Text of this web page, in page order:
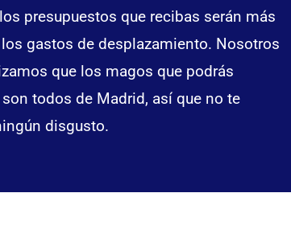
presupuestos que recibas serán más
gastos de desplazamiento. Nosotros
que los magos que podrás
todos de Madrid, así que no te
disgusto.